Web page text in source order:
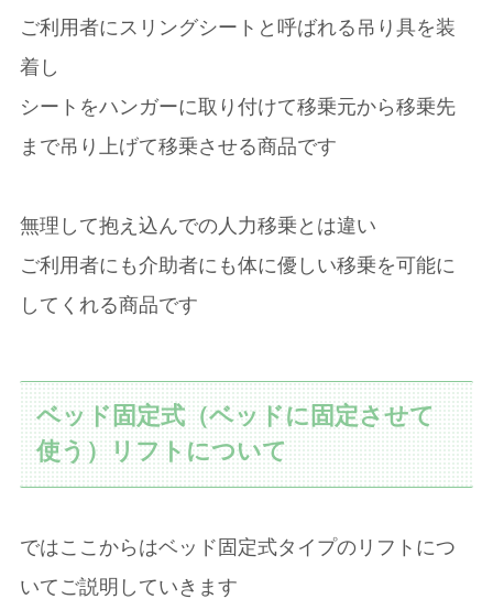
ご利用者にスリングシートと呼ばれる吊り具を装
着し
シートをハンガーに取り付けて移乗元から移乗先
まで吊り上げて移乗させる商品です
無理して抱え込んでの人力移乗とは違い
ご利用者にも介助者にも体に優しい移乗を可能に
してくれる商品です
ベッド固定式（ベッドに固定させて
使う）リフトについて
ではここからはベッド固定式タイプのリフトにつ
いてご説明していきます